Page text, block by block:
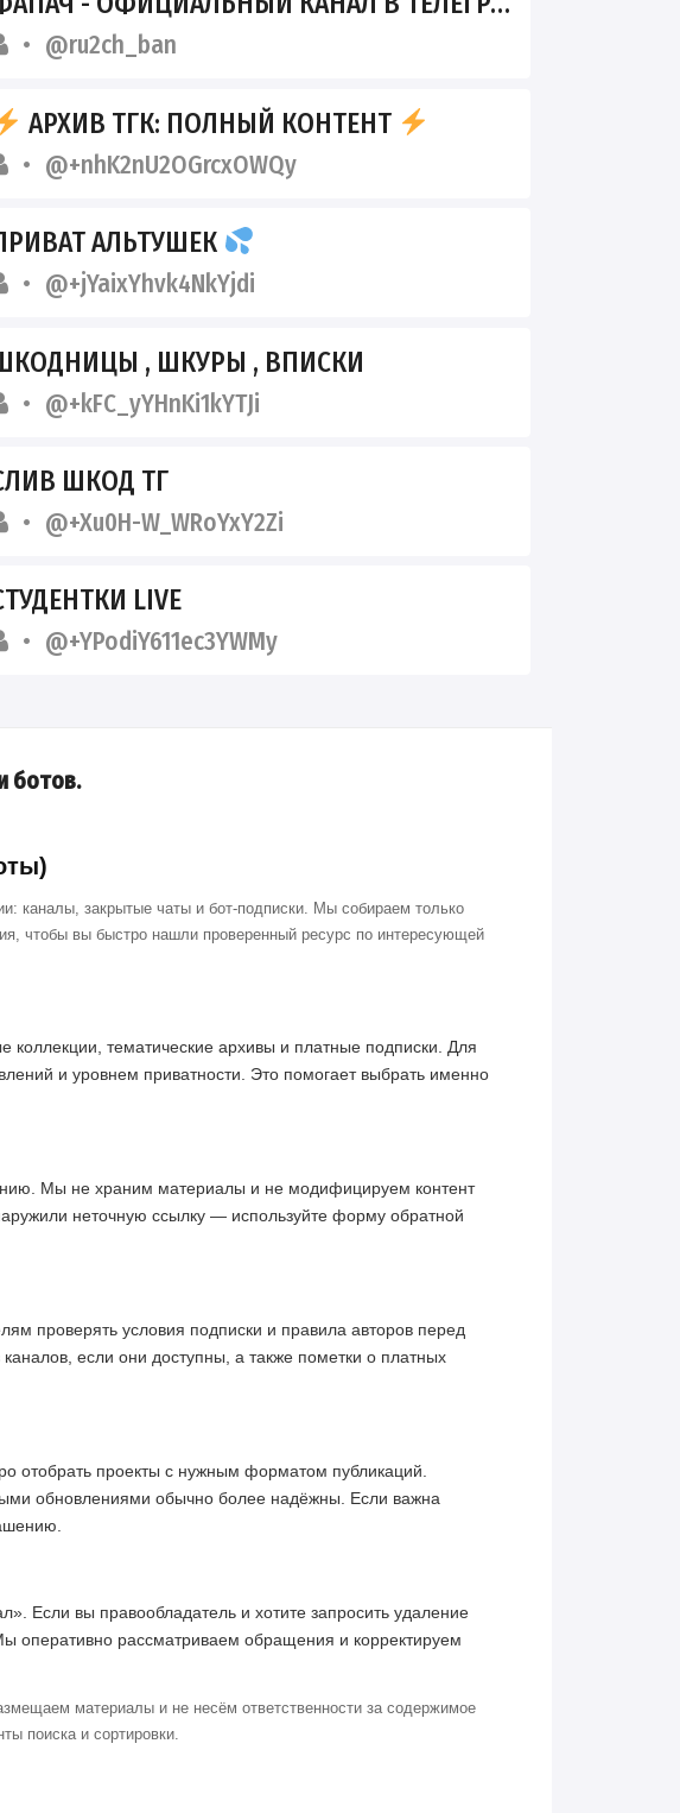
@ru2ch_ban
АРХИВ ТГК: ПОЛНЫЙ КОНТЕНТ
@+nhK2nU2OGrcxOWQy
АЛЬТУШЕК
@+jYaixYhvk4NkYjdi
, ШКУРЫ , ВПИСКИ
@+kFC_yYHnKi1kYTJi
ШКОД ТГ
@+Xu0H-W_WRoYxY2Zi
LIVE
@+YPodiY611ec3YWMy
ботов.
каналы, закрытые чаты и бот-подписки. Мы собираем только
чтобы вы быстро нашли проверенный ресурс по интересующей
тематические архивы и платные подписки. Для
и уровнем приватности. Это помогает выбрать именно
Мы не храним материалы и не модифицируем контент
неточную ссылку — используйте форму обратной
проверять условия подписки и правила авторов перед
если они доступны, а также пометки о платных
отобрать проекты с нужным форматом публикаций.
обновлениями обычно более надёжны. Если важна
Если вы правообладатель и хотите запросить удаление
оперативно рассматриваем обращения и корректируем
материалы и не несём ответственности за содержимое
поиска и сортировки.